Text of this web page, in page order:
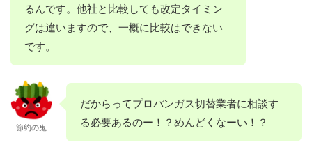
るんです。他社と比較しても改定タイミン
グは違いますので、一概に比較はできない
です。
節約の鬼
だからってプロパンガス切替業者に相談す
る必要あるのー！？めんどくなーい！？